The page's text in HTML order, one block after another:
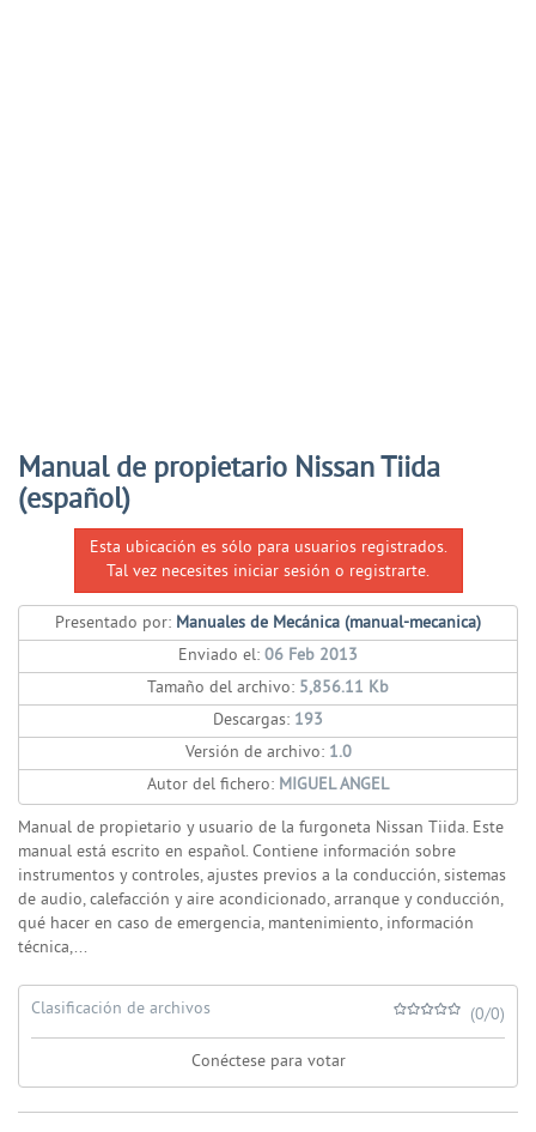
Manual de propietario Nissan Tiida
(español)
Esta ubicación es sólo para usuarios registrados.
Tal vez necesites iniciar sesión o registrarte.
Presentado por: Manuales de Mecánica (manual-mecanica)
Enviado el: 06 Feb 2013
Tamaño del archivo: 5,856.11 Kb
Descargas: 193
Versión de archivo: 1.0
Autor del fichero: MIGUEL ANGEL
Manual de propietario y usuario de la furgoneta Nissan Tiida. Este
manual está escrito en español. Contiene información sobre
instrumentos y controles, ajustes previos a la conducción, sistemas
de audio, calefacción y aire acondicionado, arranque y conducción,
qué hacer en caso de emergencia, mantenimiento, información
técnica,...
Clasificación de archivos (0/0)
Conéctese para votar